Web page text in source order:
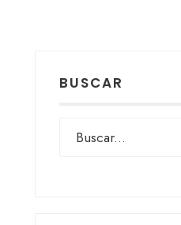
BUSCAR